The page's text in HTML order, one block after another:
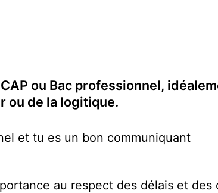
CAP ou Bac professionnel,
ou de la logitique.
et tu es un bon communiquant
au respect des délais et des